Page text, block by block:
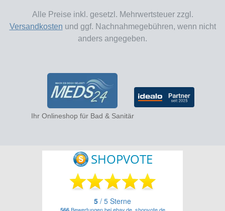
Alle Preise inkl. gesetzl. Mehrwertsteuer zzgl.
Versandkosten und ggf. Nachnahmegebühren, wenn nicht
anders angegeben.
Ihr Onlineshop für Bad & Sanitär